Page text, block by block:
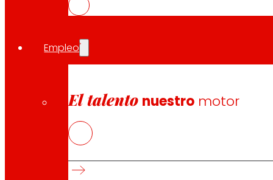
Empleo
El talento nuestro motor
EROSKI inaugura un nuevo supermercado